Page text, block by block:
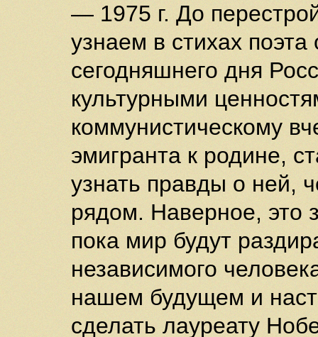
— 1975 г. До
узнаем в стихах
сегодняшнего дня
культурными
коммунистическому
эмигранта к родине,
узнать правды о ней,
рядом. Наверное, это
пока мир будут
независимого
нашем будущем и
сделать лауреату